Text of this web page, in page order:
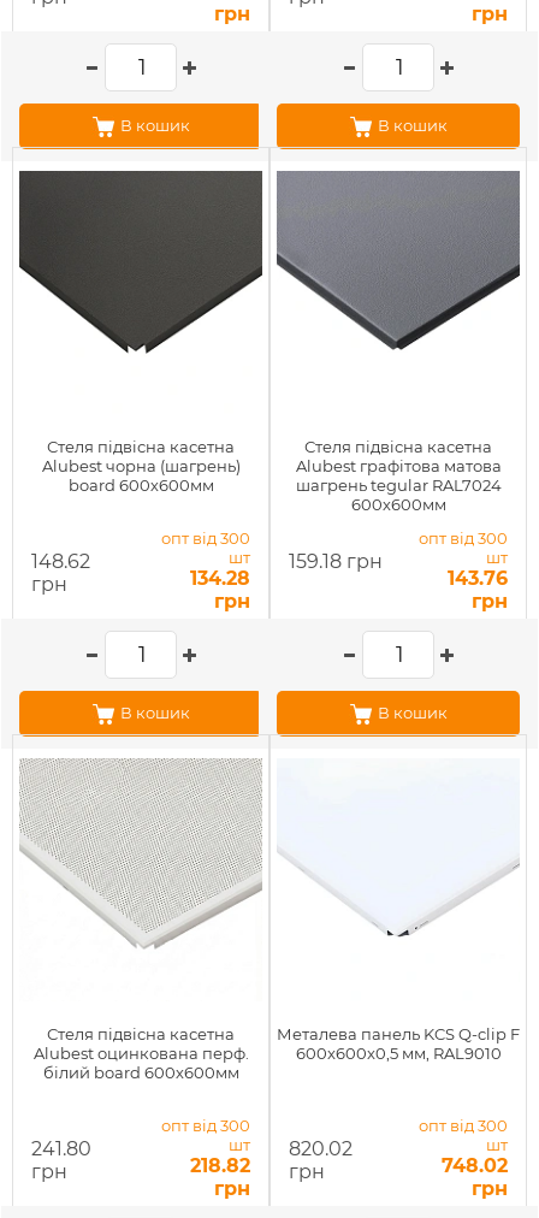
грн
В кошик
грн
В кошик
Стеля підвісна касетна
Alubest чорна (шагрень)
board 600х600мм
148.62
грн
опт від 300
шт
134.28
грн
В кошик
Стеля підвісна касетна
Alubest графітова матова
шагрень tegular RAL7024
600х600мм
159.18 грн
опт від 300
шт
143.76
грн
В кошик
Стеля підвісна касетна
Alubest оцинкована перф.
білий board 600х600мм
241.80
грн
опт від 300
шт
218.82
грн
Металева панель KCS Q-clip F
600x600x0,5 мм, RAL9010
820.02
грн
опт від 300
шт
748.02
грн